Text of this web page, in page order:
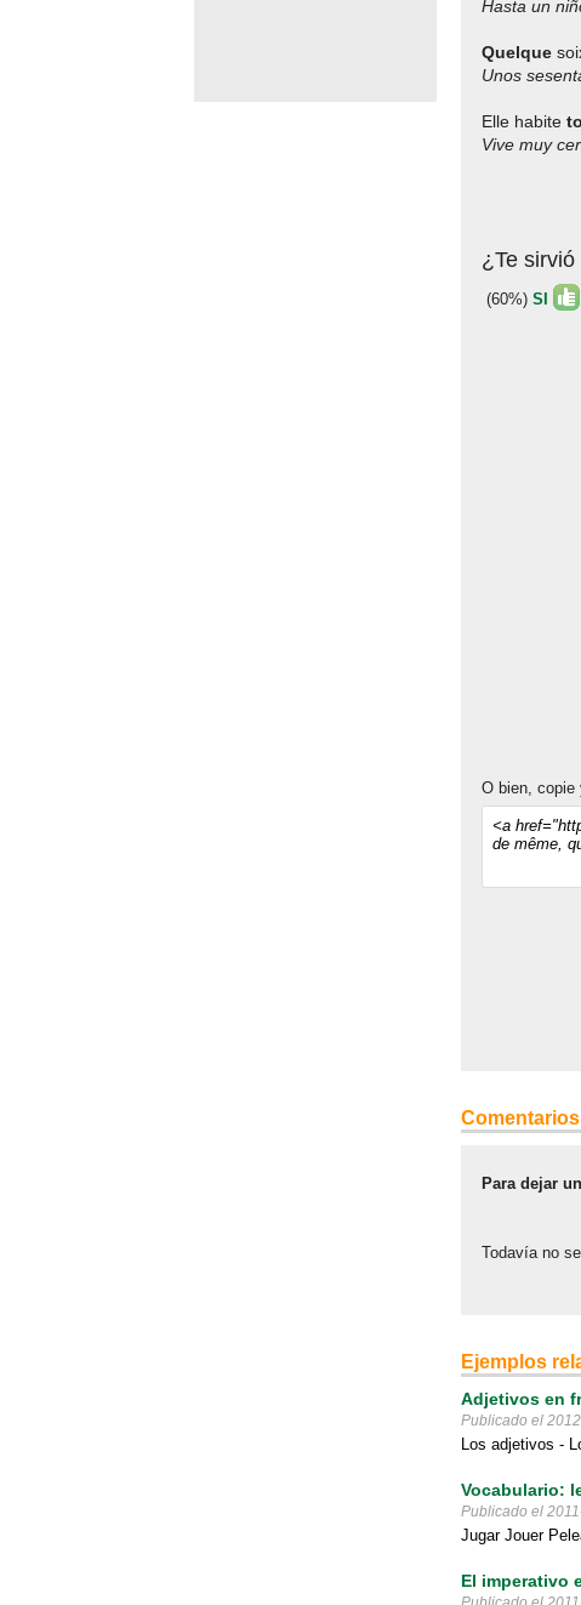
Hasta un
Quelque
Unos
Elle habite
Vive muy
¿Te
(60%) SI
O bien, copie
Comentarios
Para dejar
Todavía no
Ejemplos
Adjetivos en
Publicado el
Los adjetivos -
Vocabulario:
Publicado el
Jugar Jouer
El imperativo